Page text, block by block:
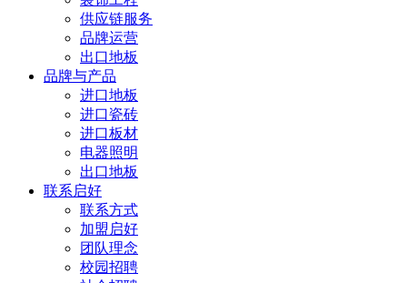
供应链服务
品牌运营
出口地板
品牌与产品
进口地板
进口瓷砖
进口板材
电器照明
出口地板
联系启好
联系方式
加盟启好
团队理念
校园招聘